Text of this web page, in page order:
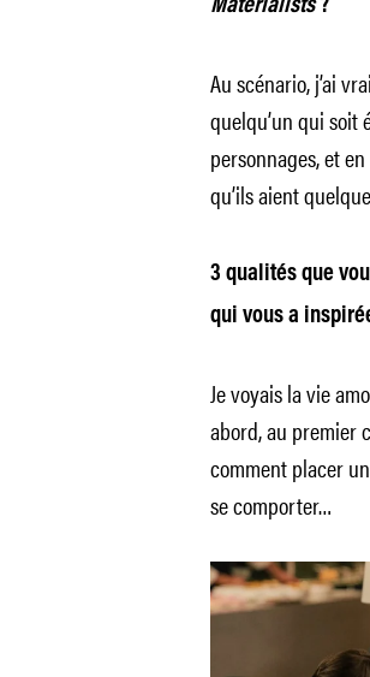
Materialists?
Au scénario, j’ai
quelqu’un qui soit
personnages, et
qu’ils aient
3 qualités que
qui vous a
Je voyais la vie
abord, au premier
comment placer
se comporter…